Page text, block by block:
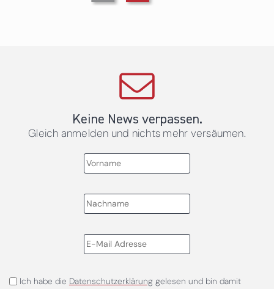
Keine News verpassen.
Gleich anmelden und nichts mehr versäumen.
Ich habe die Datenschutzerklärunggelesen und bin damit